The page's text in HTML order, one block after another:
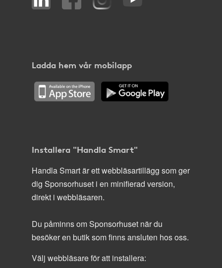
Ladda hem vår mobilapp
Installera "Handla Smart"
Handla Smart är ett webbläsartillägg som ger
dig Sponsorhuset i en minifierad version,
direkt i webbläsaren.
Du påminns om Sponsorhuset när du
besöker en butik som finns ansluten hos oss.
Välj webbläsare för att installera: